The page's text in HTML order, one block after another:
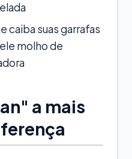
caiba suas garrafas
molho de
a mais